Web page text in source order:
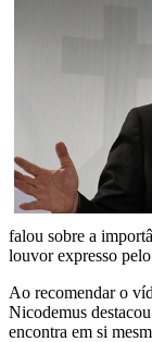
falou sobre a
louvor expresso
Ao recomendar o
Nicodemus
encontra em si